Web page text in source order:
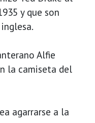
y que son
Alfie
la camiseta del
agarrarse a la